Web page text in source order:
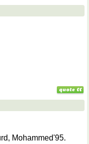
Mohammed'95.